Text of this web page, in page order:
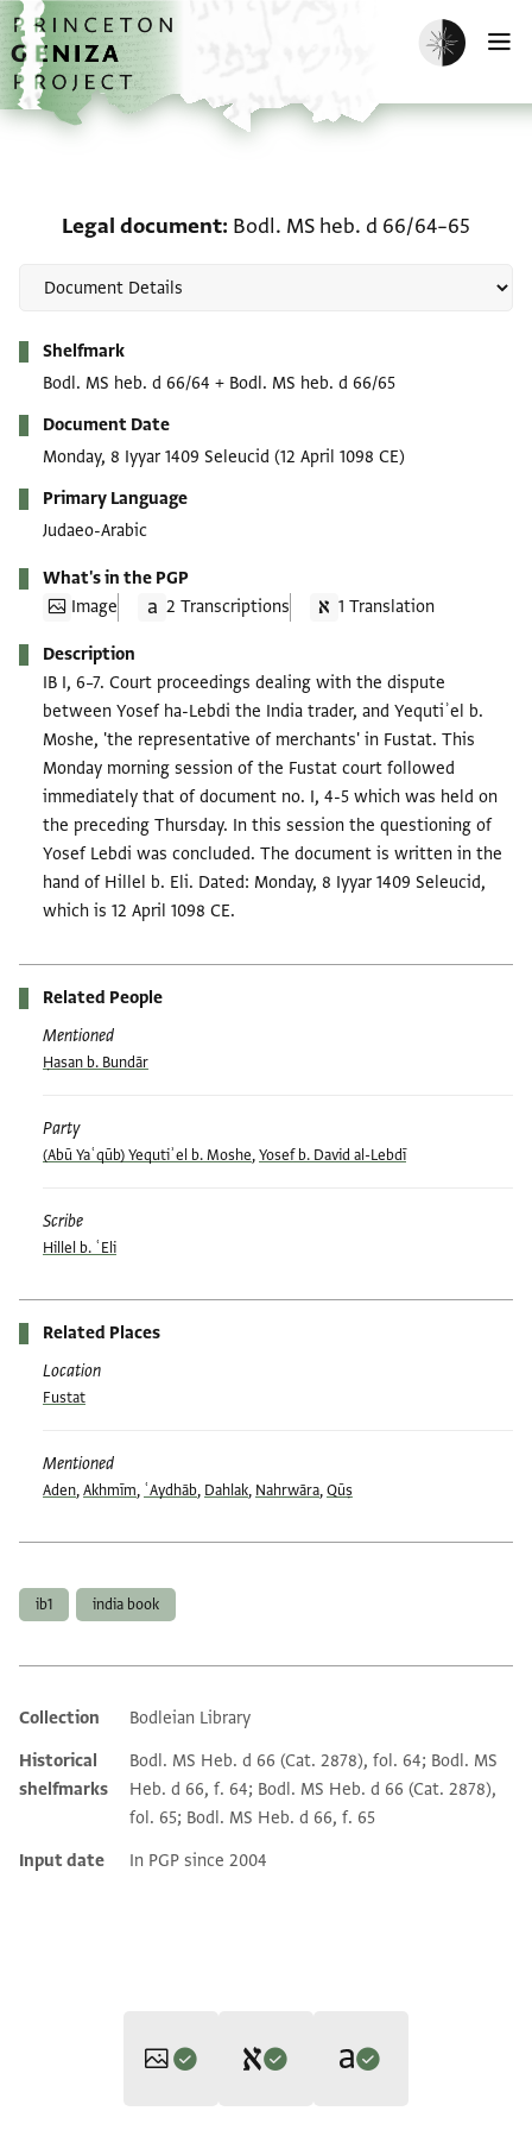
Skip to main content
home
Enable dark
Legal document Bodl. MS heb. d 66/64–65
Shelfmark
Bodl. MS heb. d 66/64 + Bodl. MS heb. d 66/65
Document Date
Monday, 8 Iyyar 1409 Seleucid (12 April 1098 CE)
Primary Language
Judaeo-Arabic
What's in the PGP
Image
2 Transcriptions 1 Translation
Description
IB I, 6–7. Court proceedings dealing with the dispute
between Yosef ha-Lebdi the India trader, and Yequtiʾel b.
Moshe, 'the representative of merchants' in Fustat. This
Monday morning session of the Fustat court followed
immediately that of document no. I, 4-5 which was held on
the preceding Thursday. In this session the questioning of
Yosef Lebdi was concluded. The document is written in the
hand of Hillel b. Eli. Dated: Monday, 8 Iyyar 1409 Seleucid,
which is 12 April 1098 CE.
Related People
Mentioned
Ḥasan b. Bundār
Party
(Abū Yaʿqūb) Yequtiʾel b. Moshe,Yosef b. David al-Lebdī
Scribe
Hillel b. ʿEli
Related Places
Location
Fustat
Mentioned
Aden,Akhmīm, ʿAydhāb, Dahlak, Nahrwāra,Qūṣ
ib1 india book
Additional metadata
Collection
Bodleian Library
Historical
shelfmarks
Bodl. MS Heb. d 66 (Cat. 2878), fol. 64; Bodl. MS
Heb. d 66, f. 64; Bodl. MS Heb. d 66 (Cat. 2878),
fol. 65; Bodl. MS Heb. d 66, f. 65
Input date
In PGP since 2004